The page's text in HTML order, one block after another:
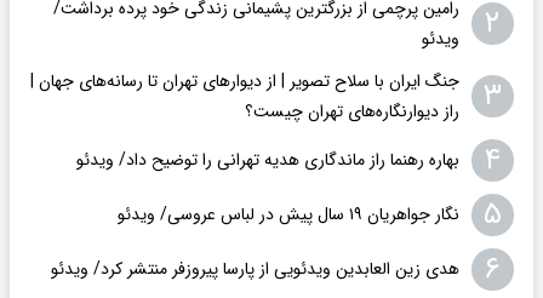
۲
رامین پرچمی از بزرگترین پشیمانی زندگی خود پرده برداشت/
ویدئو
۳
جنگ ایران با سلاح تصویر | از دیوارهای تهران تا رسانه‌های جهان |
راز دیوارنگاره‌های تهران چیست؟
۴ بهاره رهنما راز ماندگاری هدیه تهرانی را توضیح داد/ ویدئو
۵ نگار جواهریان ۱۹ سال پیش در لباس عروسی/ ویدئو
۶ هدی زین العابدین ویدئویی از پارسا پیروزفر منتشر کرد/ ویدئو